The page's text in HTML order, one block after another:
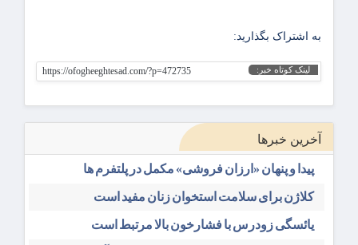
به اشتراک بگذارید:
لینک کوتاه خبر: https://ofogheeghtesad.com/?p=472735
آخرین خبرها
پیدا و پنهان «ارزان فروشی» مکمل در پلتفرم ها
کلاژن برای سلامت استخوان زنان مفید است
یائسگی زودرس با فشارخون بالا مرتبط است